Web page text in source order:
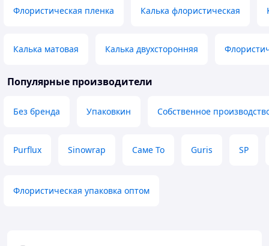
для того щоб пакувати у неї їстівні
продукти, але вона була без
всередину потрапив мусор, тепер
ретельно обробляти, що не зручно.
Недостатки
рулон деформується, та всередину
Не знайшла
Флористическая пленка Калька флористическая
Калька матовая Калька двухсторонняя
Популярные производители
Без бренда Упаковкин Собственное
Purflux Sinowrap Саме То Guris SP
Флористическая упаковка оптом